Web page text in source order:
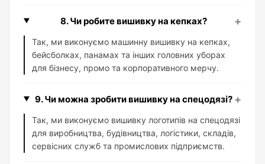
8. Чи робите вишивку на кепках? +
Так, ми виконуємо машинну вишивку на кепках,
бейсболках, панамах та інших головних уборах
для бізнесу, промо та корпоративного мерчу.
9. Чи можна зробити вишивку на спецодязі? +
Так, ми виконуємо вишивку логотипів на спецодязі
для виробництва, будівництва, логістики, складів,
сервісних служб та промислових підприємств.